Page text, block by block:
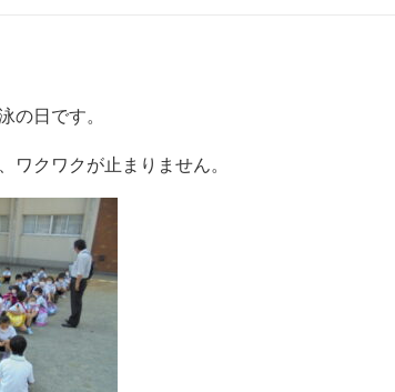
の日です。
ワクワクが止まりません。